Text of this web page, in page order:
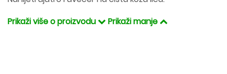
Prikaži više o proizvodu
Prikaži manje